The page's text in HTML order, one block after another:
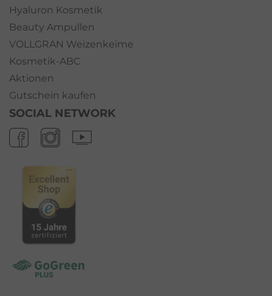
Hyaluron Kosmetik
Beauty Ampullen
VOLLGRAN Weizenkeime
Kosmetik-ABC
Aktionen
Gutschein kaufen
SOCIAL NETWORK